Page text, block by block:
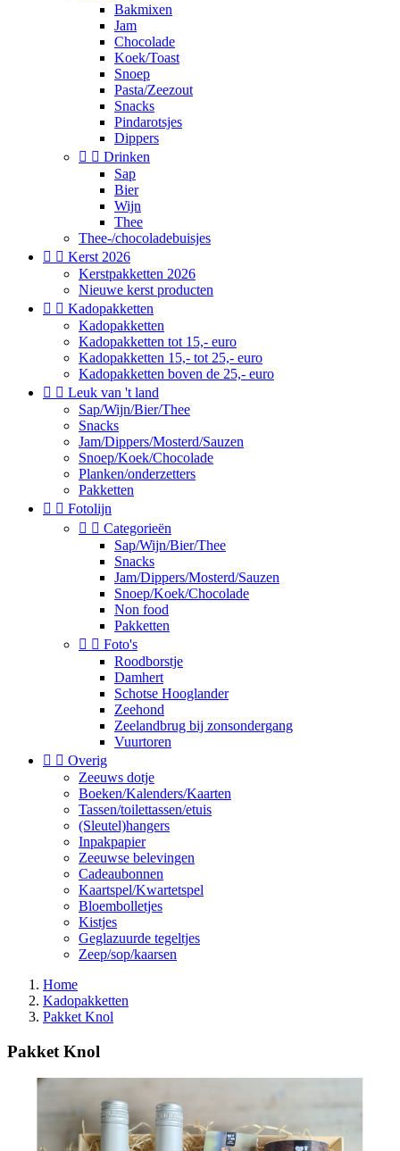
Bakmixen
Jam
Chocolade
Koek/Toast
Snoep
Pasta/Zeezout
Snacks
Pindarotsjes
Dippers
  Drinken
Sap
Bier
Wijn
Thee
Thee-/chocoladebuisjes
  Kerst 2026
Kerstpakketten 2026
Nieuwe kerst producten
  Kadopakketten
Kadopakketten
Kadopakketten tot 15,- euro
Kadopakketten 15,- tot 25,- euro
Kadopakketten boven de 25,- euro
  Leuk van 't land
Sap/Wijn/Bier/Thee
Snacks
Jam/Dippers/Mosterd/Sauzen
Snoep/Koek/Chocolade
Planken/onderzetters
Pakketten
  Fotolijn
  Categorieën
Sap/Wijn/Bier/Thee
Snacks
Jam/Dippers/Mosterd/Sauzen
Snoep/Koek/Chocolade
Non food
Pakketten
  Foto's
Roodborstje
Damhert
Schotse Hooglander
Zeehond
Zeelandbrug bij zonsondergang
Vuurtoren
  Overig
Zeeuws dotje
Boeken/Kalenders/Kaarten
Tassen/toilettassen/etuis
(Sleutel)hangers
Inpakpapier
Zeeuwse belevingen
Cadeaubonnen
Kaartspel/Kwartetspel
Bloembolletjes
Kistjes
Geglazuurde tegeltjes
Zeep/sop/kaarsen
Home
Kadopakketten
Pakket Knol
Pakket Knol